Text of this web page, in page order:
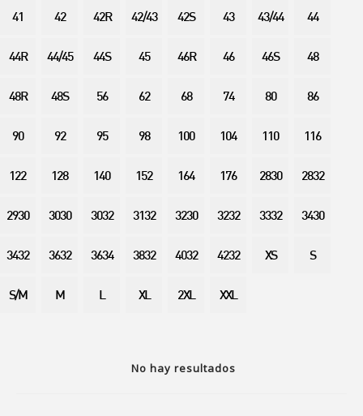
No hay resultados
41 42 42R 42/43 42S 43 43/44 44
44R 44/45 44S 45 46R 46 46S 48
48R 48S 56 62 68 74 80 86
90 92 95 98 100 104 110 116
122 128 140 152 164 176 2830 2832
2930 3030 3032 3132 3230 3232 3332 3430
3432 3632 3634 3832 4032 4232 XS S
S/M M L XL 2XL XXL